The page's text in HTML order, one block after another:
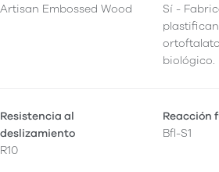
Artisan Embossed Wood
Sí -
biológico.
Resistencia al
deslizamiento
R10
Reacción
Bfl-S1